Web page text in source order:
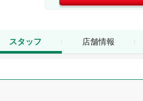
スタッフ 店舗情報